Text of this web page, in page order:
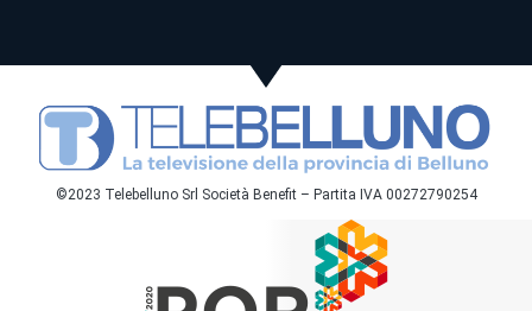
©2023 Telebelluno Srl Società Benefit – Partita IVA 00272790254